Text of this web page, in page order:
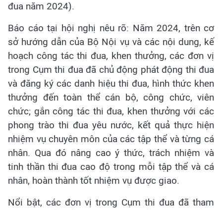
đua năm 2024).
Báo cáo tại hội nghị nêu rõ: Năm 2024, trên cơ
sở hướng dẫn của Bộ Nội vụ và các nội dung, kế
hoạch công tác thi đua, khen thưởng, các đơn vị
trong Cụm thi đua đã chủ động phát động thi đua
và đăng ký các danh hiệu thi đua, hình thức khen
thưởng đến toàn thể cán bộ, công chức, viên
chức; gắn công tác thi đua, khen thưởng với các
phong trào thi đua yêu nước, kết quả thực hiện
nhiệm vụ chuyên môn của các tập thể và từng cá
nhân. Qua đó nâng cao ý thức, trách nhiệm và
tinh thần thi đua cao độ trong mỗi tập thể và cá
nhân, hoàn thành tốt nhiệm vụ được giao.
Nổi bật, các đơn vị trong Cụm thi đua đã tham